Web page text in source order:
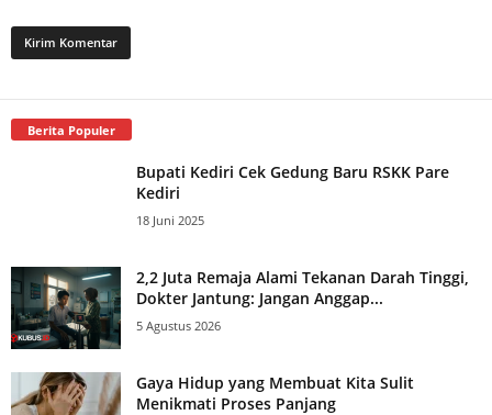
Berita Populer
Bupati Kediri Cek Gedung Baru RSKK Pare
Kediri
18 Juni 2025
2,2 Juta Remaja Alami Tekanan Darah Tinggi,
Dokter Jantung: Jangan Anggap...
5 Agustus 2026
Gaya Hidup yang Membuat Kita Sulit
Menikmati Proses Panjang